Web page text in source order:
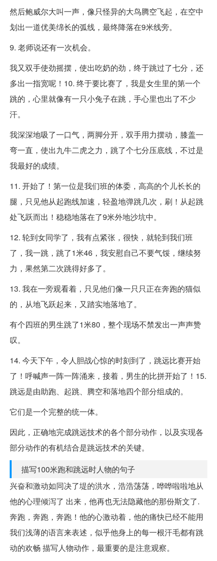
然后鲍威尔大叫一声，像只怪异的大鸟腾空飞起，在空中
划出一道优美绵长的弧线，最终降落在9米线旁。
9. 老师说还有一次机会。
我又双手使劲摇摆，使出吃奶的劲，终于跳过了七分，还
多出一指宽呢！10. 终于要比赛了，我是女生里的第一个
跳的，心里就像有一只小兔子在跳，手心里也出了不少
汗。
我深深地吸了一口气，两脚分开，双手用力摆动，膝盖一
弯一直，使出九牛二虎之力，跳了个七分压底线，不过是
我最好的成绩。
11. 开始了！第一位是我们班的体委，高高的个儿长长的
腿，只见他从起跑线加速，轻盈地弹跳几次，刷！从起跳
处飞跃而出！稳稳地落在了9米外地沙坑中。
12. 轮到女同学了，我有点紧张，很快，就轮到我们班
了，我一跳，跳了1米46，我安慰自己不要气馁，继续努
力，果然第二次跳得好多了。
13. 我在一旁观看着，只见他们像一只只正在奔跑的猫似
的，从地飞跃起来，又踏实地落地了。
有个四班的男生跳了1米80，整个现场不禁发出一声声赞
叹。
14. 今天下午，令人胆战心惊的时刻到了，跳远比赛开始
了！呼喊声一阵一阵涌来，接着，男生的比拼开始了！15.
跳远是由助跑、起跳、腾空和落地四个部分组成的。
它们是一个完整的统一体。
因此，正确地完成跳远技术的各个部分动作，以及实现各
部分动作的有机结合是跳远技术的关键。
描写100米跑和跳远时人物的句子
兴奋和激动如同决了堤的洪水，浩浩荡荡，哗哗啦啦地从
他的心理倾泻了 出来，他再也无法隐藏他的那份斯文了.
奔跑，奔跑，奔跑！他的心激动着，他的痛快已经不能用
我们浅薄的语言来表述，似乎他身上的每一根汗毛都有跳
动的欢畅 描写人物动作，最重要的是注意观察。